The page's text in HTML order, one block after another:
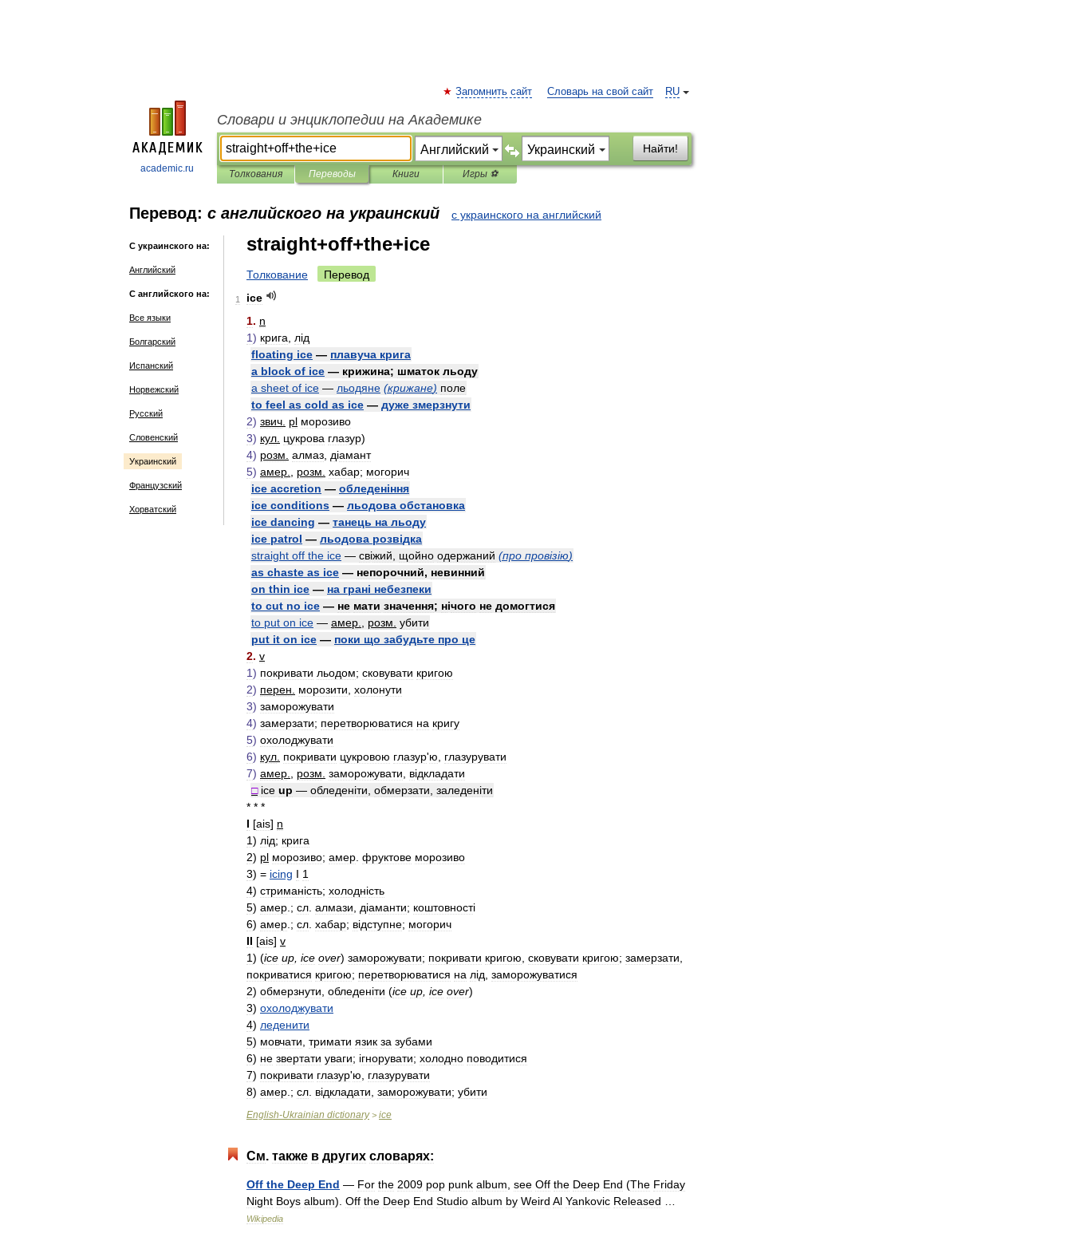
academic.ru
RU
Запомнить сайт Словарь на свой сайт
Словари и энциклопедии на Академике
Найти!
Толкования Переводы Книги Игры ⚽
Перевод: с английского на украинский с украинского на английский
С украинского на:
Английский
С английского на:
Все языки
Болгарский
Испанский
Норвежский
Русский
Словенский
Украинский
Французский
Хорватский
straight+off+the+ice
Толкование Перевод
1
ice
1. n
1) крига лід
floating ice — плавуча крига
a block of ice — крижина; шматок льоду
a sheet of ice — льодяне (крижане) поле
to feel as cold as ice — дуже змерзнути
2) звич pl морозиво
3) кул цукрова глазур)
4) розм алмаз діамант
5) амер розм хабар; могорич
ice accretion — обледеніння
ice conditions — льодова обстановка
ice dancing — танець на льоду
ice patrol — льодова розвідка
straight off the ice — свіжий щойно одержаний (про провізію)
as chaste as ice — непорочний, невинний
on thin ice — на грані небезпеки
to cut no ice — не мати значення; нічого не домогтися
to put on ice — амер розм убити
put it on ice — поки що забудьте про це
2. v
1) покривати льодом; сковувати кригою
2) перен морозити холонути
3) заморожувати
4) замерзати; перетворюватися на кригу
5) охолоджувати
6) кул покривати цукровою глазур'ю
глазурувати
7) амер розм заморожувати відкладати
□ ice up — обледеніти обмерзати заледеніти
* * *
I [ais] n
1) лід; крига
2) pl морозиво; aмep фруктове морозиво
3) = icing I 1
4) стриманість; холодність
5) aмep .; cл алмази діаманти; коштовності
6) aмep .; cл хабар; відступне; могорич
II [ais] v
1) (ice up ice over) заморожувати; покривати кригою сковувати кригою; замерзати
покриватися кригою; перетворюватися на лід заморожуватися
2) обмерзнути обледеніти (ice up ice over)
3) охолоджувати
4) леденити
5) мовчати тримати язик за зубами
6) не звертати уваги; ігнорувати; холодно поводитися
7) покривати глазур'ю
глазурувати
8) aмep .; cл відкладати заморожувати; убити
English-Ukrainian dictionary> ice
См. также в других словарях:
Off the Deep End — For the 2009 pop punk album see Off the Deep End (The Friday
Night Boys album). Off the Deep End Studio album by Weird Al Yankovic Released
Wikipedia